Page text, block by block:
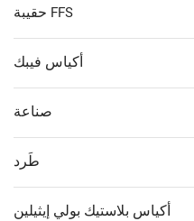
حقيبة FFS
أكياس فيبك
صناعة
طَرد
أكياس بلاستيك بولي إيثيلين